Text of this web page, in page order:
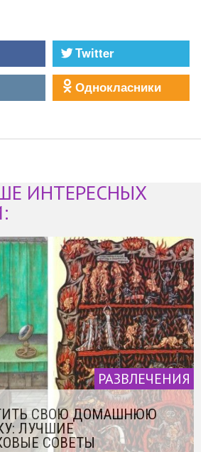
Twitter
Однокласники
ИНТЕРЕСНЫХ
РАЗВЛЕЧЕНИЯ
СВОЮ ДОМАШНЮЮ
ЛУЧШИЕ
СОВЕТЫ